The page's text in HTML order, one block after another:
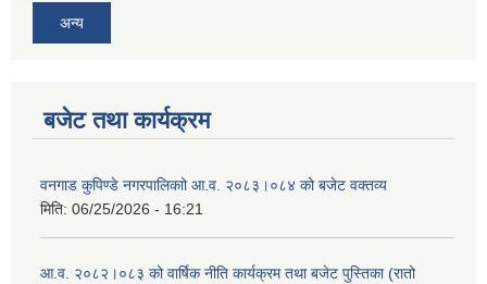
अन्य
बजेट तथा कार्यक्रम
वनगाड कुपिण्डे नगरपालिकाो आ.व. २०८३।०८४ को बजेट वक्तव्य
मिति: 06/25/2026 - 16:21
आ.व. २०८२।०८३ को वार्षिक नीति कार्यक्रम तथा बजेट पुस्तिका (रातो